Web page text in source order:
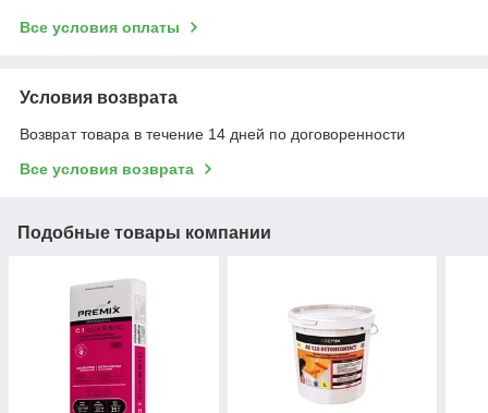
Все условия оплаты
Условия возврата
Возврат товара в течение 14 дней по договоренности
Все условия возврата
Подобные товары компании